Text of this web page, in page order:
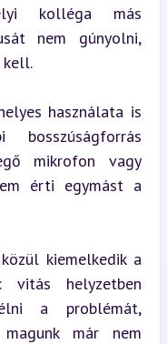
kolléga más
nem gúnyolni,
kell.
használata is
bosszúságforrás
mikrofon vagy
érti egymást a
kiemelkedik a
vitás helyzetben
a problémát,
magunk már nem